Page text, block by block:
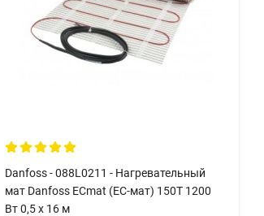
Danfoss - 088L0211 - Нагревательный
мат Danfoss ECmat (EC-мат) 150T 1200
Вт 0,5 x 16 м